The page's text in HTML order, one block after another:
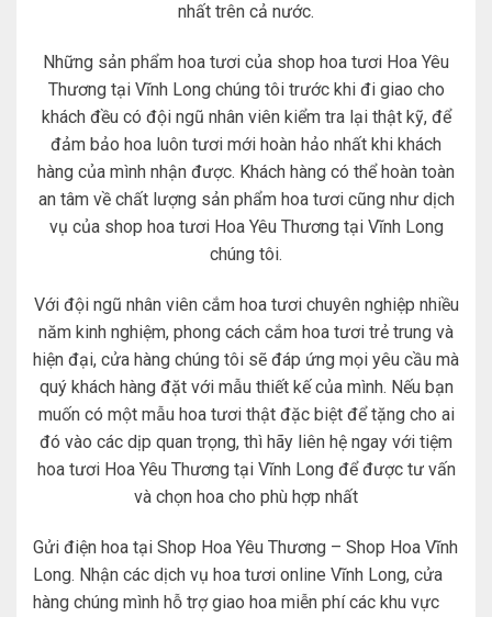
nhất trên cả nước.
Những sản phẩm hoa tươi của shop hoa tươi Hoa Yêu
Thương tại Vĩnh Long chúng tôi trước khi đi giao cho
khách đều có đội ngũ nhân viên kiểm tra lại thật kỹ, để
đảm bảo hoa luôn tươi mới hoàn hảo nhất khi khách
hàng của mình nhận được. Khách hàng có thể hoàn toàn
an tâm về chất lượng sản phẩm hoa tươi cũng như dịch
vụ của shop hoa tươi Hoa Yêu Thương tại Vĩnh Long
chúng tôi.
Với đội ngũ nhân viên cắm hoa tươi chuyên nghiệp nhiều
năm kinh nghiệm, phong cách cắm hoa tươi trẻ trung và
hiện đại, cửa hàng chúng tôi sẽ đáp ứng mọi yêu cầu mà
quý khách hàng đặt với mẫu thiết kế của mình. Nếu bạn
muốn có một mẫu hoa tươi thật đặc biệt để tặng cho ai
đó vào các dịp quan trọng, thì hãy liên hệ ngay với tiệm
hoa tươi Hoa Yêu Thương tại Vĩnh Long để được tư vấn
và chọn hoa cho phù hợp nhất
Gửi điện hoa tại Shop Hoa Yêu Thương – Shop Hoa Vĩnh
Long. Nhận các dịch vụ hoa tươi online Vĩnh Long, cửa
hàng chúng mình hỗ trợ giao hoa miễn phí các khu vực